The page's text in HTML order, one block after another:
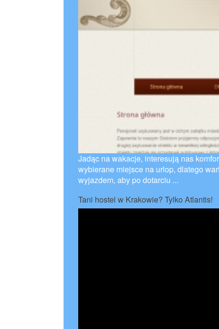
Jadąc na wakacje, interesują nas
wybierane miejsce na urlop, dlatego
wyjazdem, aby po dotarciu ...
Tani hostel w Krakowie? Tylko Atlantis!